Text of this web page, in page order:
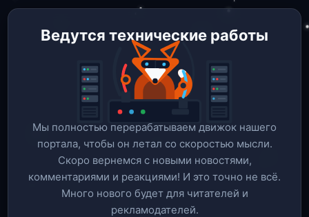
Ведутся технические работы
Мы полностью перерабатываем движок нашего
портала, чтобы он летал со скоростью мысли.
Скоро вернемся c новыми новостями,
комментариями и реакциями! И это точно не всё.
Много нового будет для читателей и
рекламодателей.